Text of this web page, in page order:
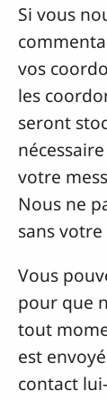
Si vous
vos
les
seront
votre
Nous ne
sans
Vous
pour que
tout
est
contact